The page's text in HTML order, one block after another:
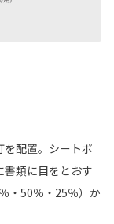
配置。シートポ
書類に目をとおす
・50％・25％）か